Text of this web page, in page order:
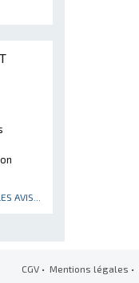
AVIS...
CGV• Mentions légales •